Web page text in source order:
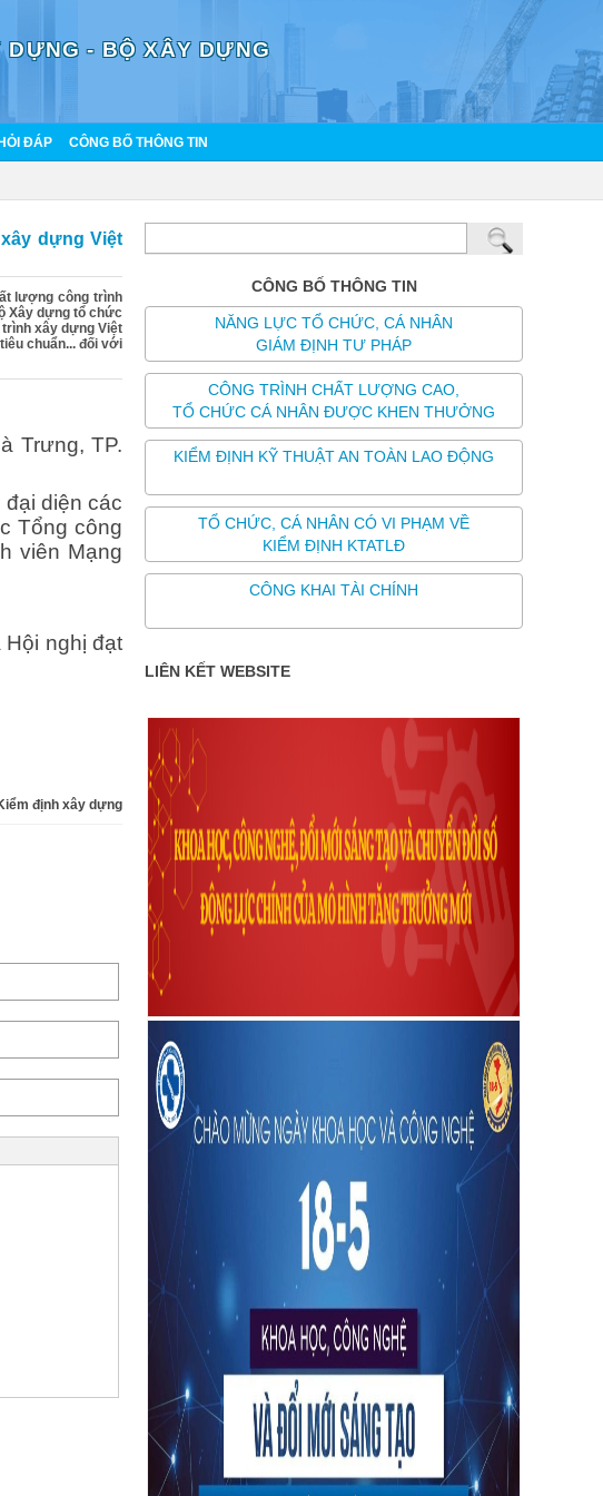
- BỘ XÂY DỰNG
HỎI ĐÁP CÔNG BỐ THÔNG TIN
dựng Việt
lượng công trình
Xây dựng tổ chức
xây dựng Việt
chuẩn... đối với
Trưng, TP.
diện các
Tổng công
viên Mạng
nghị đạt
định xây dựng
CÔNG BỐ THÔNG TIN
NĂNG LỰC TỔ CHỨC, CÁ NHÂN
GIÁM ĐỊNH TƯ PHÁP
CÔNG TRÌNH CHẤT LƯỢNG CAO,
TỔ CHỨC CÁ NHÂN ĐƯỢC KHEN THƯỞNG
KIỂM ĐỊNH KỸ THUẬT AN TOÀN LAO ĐỘNG
TỔ CHỨC, CÁ NHÂN CÓ VI PHẠM VỀ
KIỂM ĐỊNH KTATLĐ
CÔNG KHAI TÀI CHÍNH
LIÊN KẾT WEBSITE